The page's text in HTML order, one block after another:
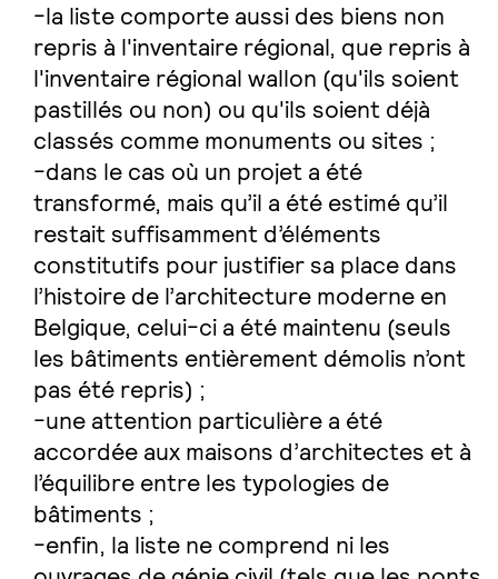
la liste comporte aussi des biens non
repris à l'inventaire régional, que repris à
l'inventaire régional wallon (qu'ils soient
pastillés ou non) ou qu'ils soient déjà
classés comme monuments ou sites ;
dans le cas où un projet a été
transformé, mais qu’il a été estimé qu’il
restait suffisamment d’éléments
constitutifs pour justifier sa place dans
l’histoire de l’architecture moderne en
Belgique, celui-ci a été maintenu (seuls
les bâtiments entièrement démolis n’ont
pas été repris) ;
une attention particulière a été
accordée aux maisons d’architectes et à
l’équilibre entre les typologies de
bâtiments ;
enfin, la liste ne comprend ni les